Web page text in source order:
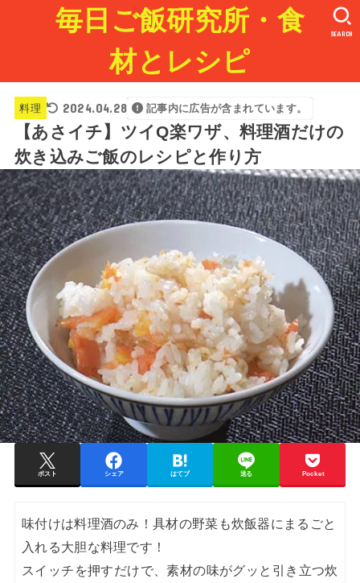
毎日ご飯研究所・食
材とレシピ
SEARCH
料理 2024.04.28 記事内に広告が含まれています。
【あさイチ】ツイQ楽ワザ、料理酒だけの
炊き込みご飯のレシピと作り方
ポスト シェア はてブ 送る Pocket
味付けは料理酒のみ！具材の野菜も炊飯器にまるごと
入れる大胆な料理です！
スイッチを押すだけで、素材の味がグッと引き立つ炊